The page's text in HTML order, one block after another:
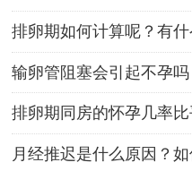
排卵期如何计算呢？有什
输卵管阻塞会引起不孕吗
排卵期同房的怀孕几率
月经推迟是什么原因？如